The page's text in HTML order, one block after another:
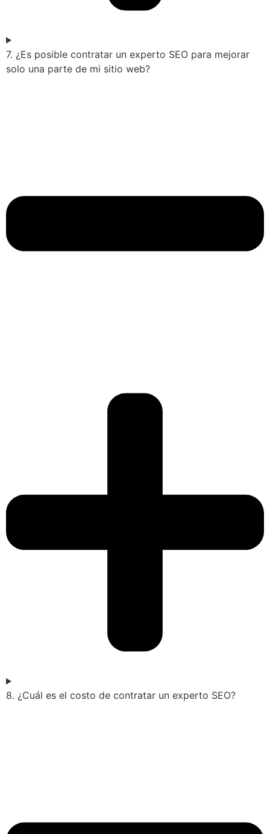
7. ¿Es posible contratar un experto SEO para mejorar
solo una parte de mi sitio web?
8. ¿Cuál es el costo de contratar un experto SEO?